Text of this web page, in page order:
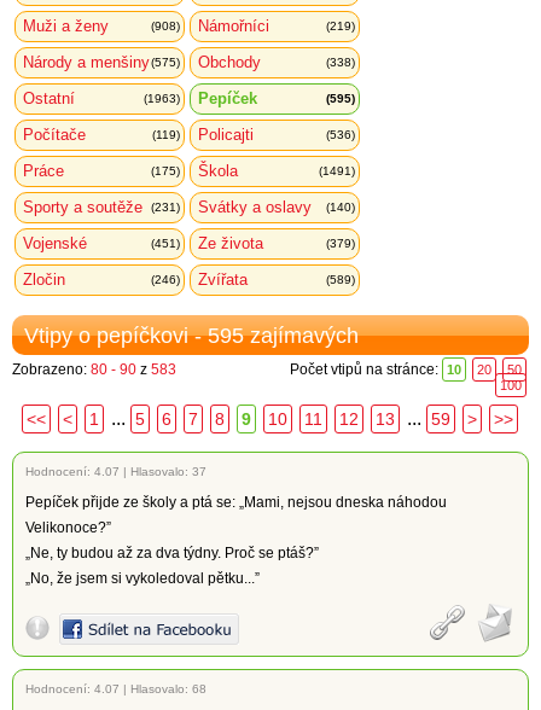
Muži a ženy (908) Námořníci (219)
Národy a menšiny(575) Obchody (338)
Ostatní (1963) Pepíček (595)
Počítače (119) Policajti (536)
Práce (175) Škola (1491)
Sporty a soutěže (231) Svátky a oslavy (140)
Vojenské (451) Ze života (379)
Zločin (246) Zvířata (589)
Vtipy o pepíčkovi - 595 zajímavých
Zobrazeno: 80 - 90 z 583 Počet vtipů na stránce: 10 20
50
100
<< < 1 ... 5 6 7 8 9 10 11 12 13 ... 59 > >>
Hodnocení: 4.07 | Hlasovalo: 37
Pepíček přijde ze školy a ptá se: „Mami, nejsou dneska náhodou
Velikonoce?”
„Ne, ty budou až za dva týdny. Proč se ptáš?”
„No, že jsem si vykoledoval pětku...”
Hodnocení: 4.07 | Hlasovalo: 68